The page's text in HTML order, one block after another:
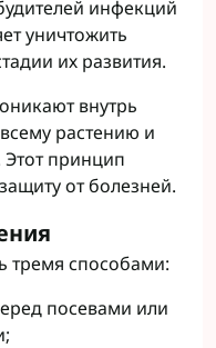
инфекций
уничтожить
их развития.
внутрь
растению и
Этот принцип
от болезней.
тремя способами:
посевами или